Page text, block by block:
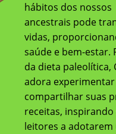
hábitos dos nossos
ancestrais pode
vidas,
saúde e bem-estar.
da dieta paleolítica,
adora
compartilhar suas
receitas, inspirando
leitores a adotarem